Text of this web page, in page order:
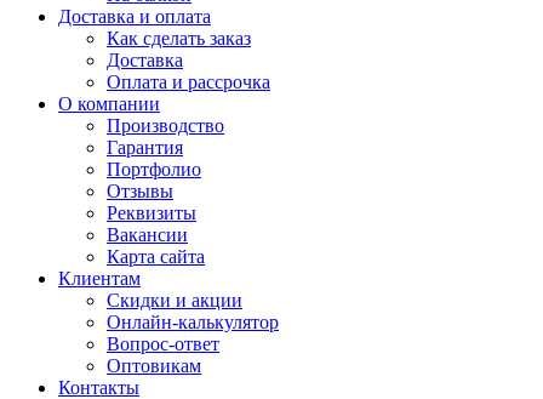
Доставка и оплата
Как сделать заказ
Доставка
Оплата и рассрочка
О компании
Производство
Гарантия
Портфолио
Отзывы
Реквизиты
Вакансии
Карта сайта
Клиентам
Скидки и акции
Онлайн-калькулятор
Вопрос-ответ
Оптовикам
Контакты